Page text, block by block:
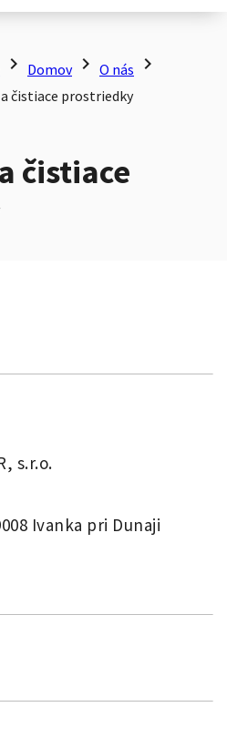
chevron_right Domov chevron_right O nás chevron_right
čistiace prostriedky
čistiace
s.r.o.
Ivanka pri Dunaji